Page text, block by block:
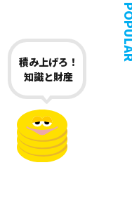
積み上げろ！
知識と財産